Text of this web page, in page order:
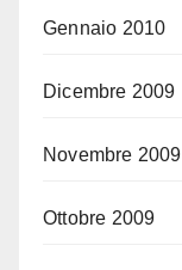
Gennaio 2010
Dicembre 2009
Novembre 2009
Ottobre 2009